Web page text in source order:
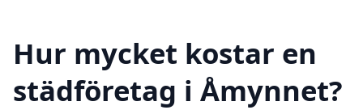
Hur mycket kostar en
städföretag i Åmynnet?